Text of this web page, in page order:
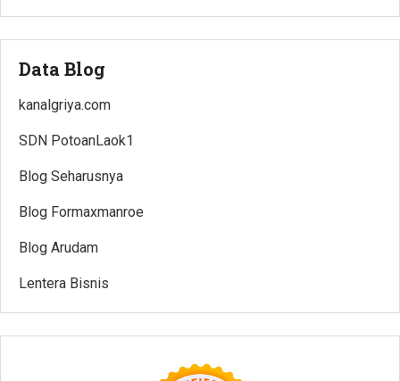
Data Blog
kanalgriya.com
SDN PotoanLaok1
Blog Seharusnya
Blog Formaxmanroe
Blog Arudam
Lentera Bisnis